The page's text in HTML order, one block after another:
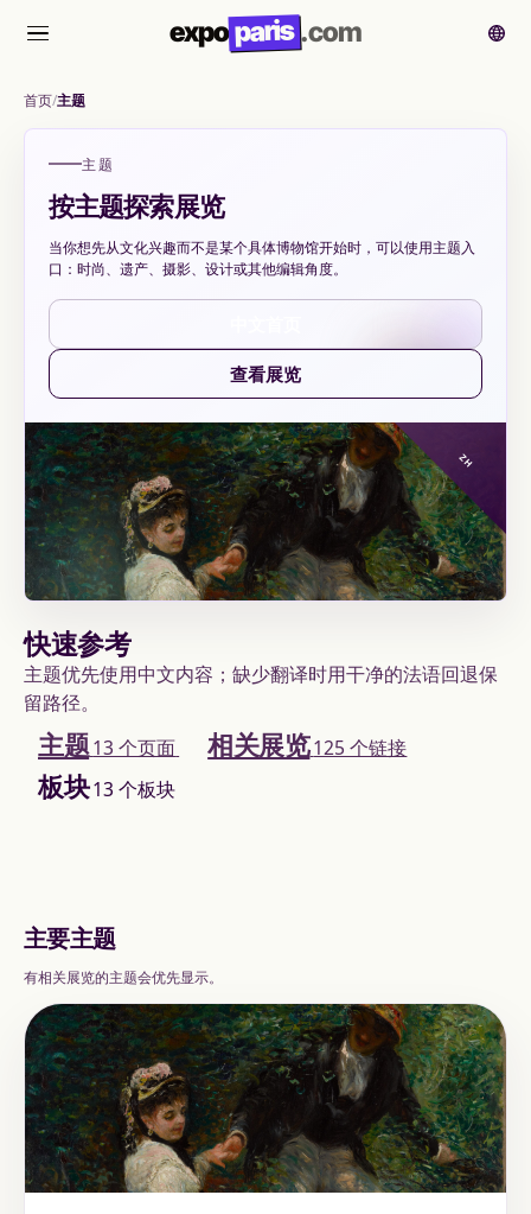
菜单 expoparis.com
首页 主题
主题
按主题探索展览
当你想先从文化兴趣而不是某个具体博物馆开始时，可以使用主题入
口：时尚、遗产、摄影、设计或其他编辑角度。
查看展览
ZH
快速参考
主题优先使用中文内容；缺少翻译时用干净的法语回退保
留路径。
主题13 个页面 相关展览125 个链接
板块13 个板块
主要主题
有相关展览的主题会优先显示。